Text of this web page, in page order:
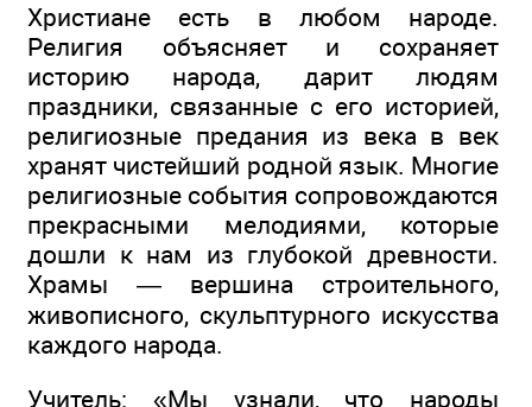
Христиане есть в любом народе.
Религия объясняет и сохраняет
историю народа, дарит людям
праздники, связанные с его историей,
религиозные предания из века в век
хранят чистейший родной язык. Многие
религиозные события сопровождаются
прекрасными мелодиями, которые
дошли к нам из глубокой древности.
Храмы — вершина строительного,
живописного, скульптурного искусства
каждого народа.
Учитель: «Мы узнали, что народы